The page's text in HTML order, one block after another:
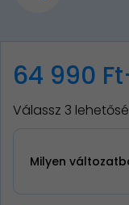
64 990
Válassz 3
Milyen